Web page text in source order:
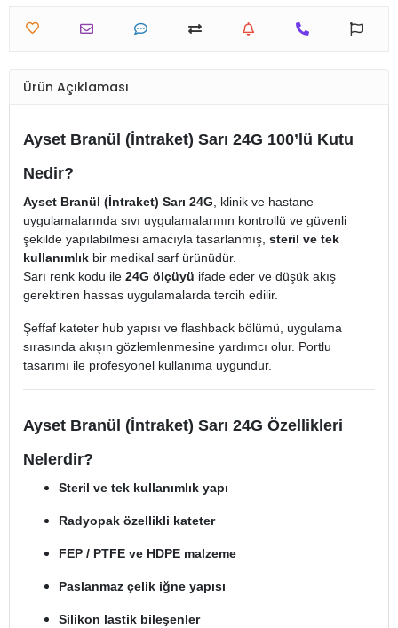
Ürün Açıklaması
Ayset Branül (İntraket) Sarı 24G 100’lü Kutu
Nedir?
Ayset Branül (İntraket) Sarı 24G, klinik ve hastane
uygulamalarında sıvı uygulamalarının kontrollü ve güvenli
şekilde yapılabilmesi amacıyla tasarlanmış, steril ve tek
kullanımlık bir medikal sarf ürünüdür.
Sarı renk kodu ile 24G ölçüyü ifade eder ve düşük akış
gerektiren hassas uygulamalarda tercih edilir.
Şeffaf kateter hub yapısı ve flashback bölümü, uygulama
sırasında akışın gözlemlenmesine yardımcı olur. Portlu
tasarımı ile profesyonel kullanıma uygundur.
Ayset Branül (İntraket) Sarı 24G Özellikleri
Nelerdir?
Steril ve tek kullanımlık yapı
Radyopak özellikli kateter
FEP / PTFE ve HDPE malzeme
Paslanmaz çelik iğne yapısı
Silikon lastik bileşenler